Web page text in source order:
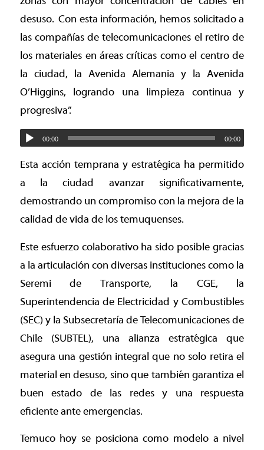
desuso. Con esta información, hemos solicitado a
las compañías de telecomunicaciones el retiro de
los materiales en áreas críticas como el centro de
la ciudad, la Avenida Alemania y la Avenida
O’Higgins, logrando una limpieza continua y
progresiva”.
00:00 00:00
Esta acción temprana y estratégica ha permitido
a la ciudad avanzar significativamente,
demostrando un compromiso con la mejora de la
calidad de vida de los temuquenses.
Este esfuerzo colaborativo ha sido posible gracias
a la articulación con diversas instituciones como la
Seremi de Transporte, la CGE, la
Superintendencia de Electricidad y Combustibles
(SEC) y la Subsecretaría de Telecomunicaciones de
Chile (SUBTEL), una alianza estratégica que
asegura una gestión integral que no solo retira el
material en desuso, sino que también garantiza el
buen estado de las redes y una respuesta
eficiente ante emergencias.
Temuco hoy se posiciona como modelo a nivel